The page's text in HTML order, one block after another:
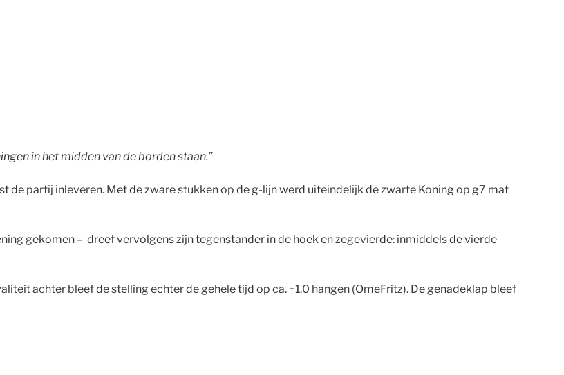
in het midden van de borden staan.”
de partij inleveren. Met de zware stukken op de g-lijn werd uiteindelijk de zwarte Koning op g7 mat
gekomen – dreef vervolgens zijn tegenstander in de hoek en zegevierde: inmiddels de vierde
achter bleef de stelling echter de gehele tijd op ca. +1.0 hangen (OmeFritz). De genadeklap bleef